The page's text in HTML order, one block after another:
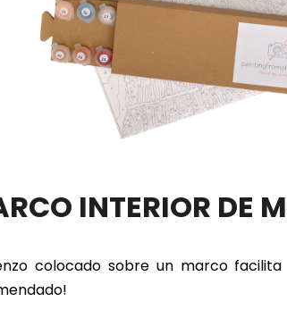
INTERIOR DE
colocado sobre un marco